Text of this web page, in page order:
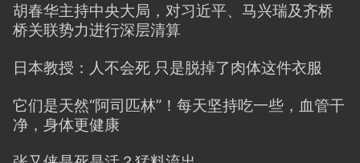
胡春华主持中央大局，对习近平、马兴瑞及齐桥
桥关联势力进行深层清算
日本教授：人不会死 只是脱掉了肉体这件衣服
它们是天然“阿司匹林”！每天坚持吃一些，血管干
净，身体更健康